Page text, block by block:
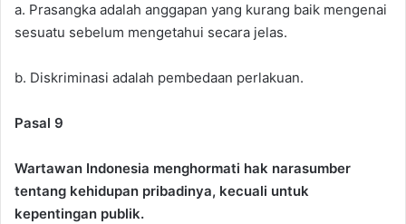
a. Prasangka adalah anggapan yang kurang baik mengenai
sesuatu sebelum mengetahui secara jelas.
b. Diskriminasi adalah pembedaan perlakuan.
Pasal 9
Wartawan Indonesia menghormati hak narasumber
tentang kehidupan pribadinya, kecuali untuk
kepentingan publik.